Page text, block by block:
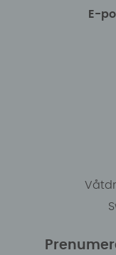
E-